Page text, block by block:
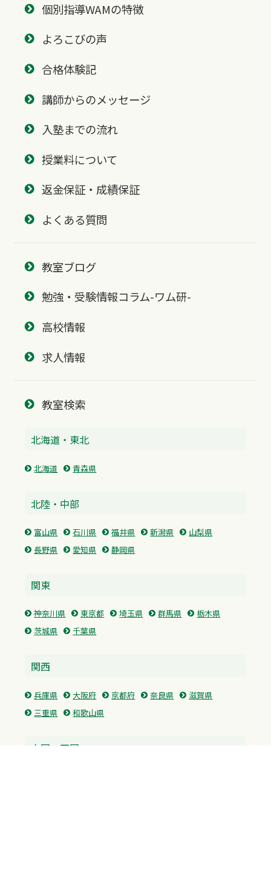
個別指導WAMの特徴
よろこびの声
合格体験記
講師からのメッセージ
入塾までの流れ
授業料について
返金保証・成績保証
よくある質問
教室ブログ
勉強・受験情報コラム-ワム研-
高校情報
求人情報
教室検索
北海道・東北
北海道 青森県
北陸・中部
富山県 石川県 福井県 新潟県
山梨県
長野県
愛知県 静岡県
関東
神奈川県 東京都 埼玉県 群馬県
栃木県
茨城県
千葉県
関西
兵庫県 大阪府 京都府 奈良県
滋賀県
三重県
和歌山県
中国・四国